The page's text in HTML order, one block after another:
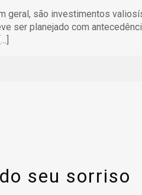
geral, são investimentos
ser planejado com
[…]
seu sorriso